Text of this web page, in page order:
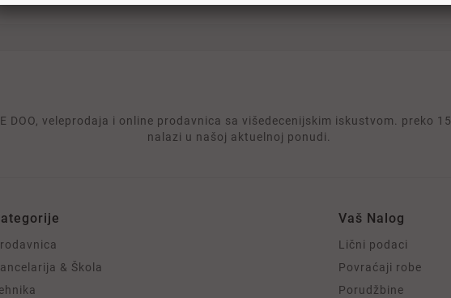
DOO, veleprodaja i online prodavnica sa višedecenijskim iskustvom. preko
nalazi u našoj aktuelnoj ponudi.
& Škola
Vaš Nalog
Lični podaci
Povraćaji robe
Porudžbine